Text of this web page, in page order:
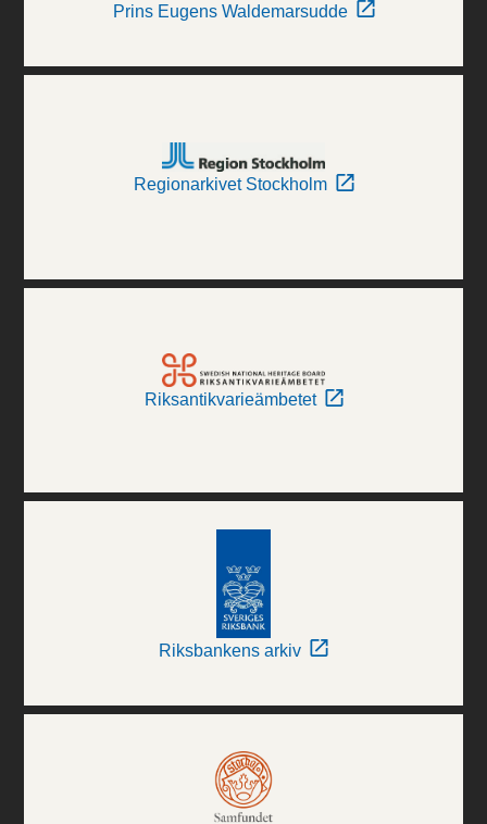
Prins Eugens Waldemarsudde
Regionarkivet Stockholm
Riksantikvarieämbetet
Riksbankens arkiv